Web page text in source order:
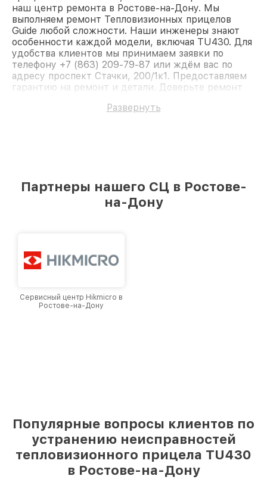
наш центр ремонта в Ростове-на-Дону. Мы
выполняем ремонт Тепловизионных прицелов
Guide любой сложности. Наши инженеры знают
особенности каждой модели, включая TU430. Для
удобства клиентов мы принимаем заявки по
телефону +7 (863) 209-79-87 или ждём вас по
адресу проспект Стачки, 200/1к1. Предоставляем
гарантию на ремонт и детали. Доверьте ремонт
Развернуть
Партнеры нашего СЦ в Ростове-
на-Дону
Сервисный центр Hikmicro в
Ростове-на-Дону
Популярные вопросы клиентов по
устранению неисправностей
тепловизионного прицела TU430
в Ростове-на-Дону